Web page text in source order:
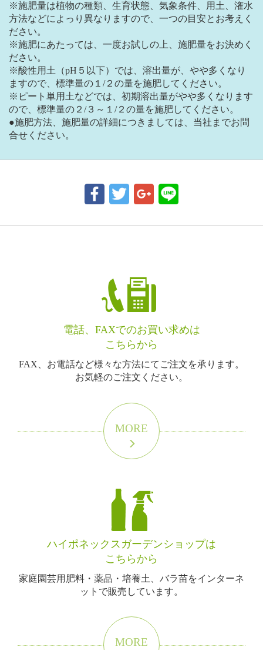
※施肥量は植物の種類、生育状態、気象条件、用土、潅水
方法などによっり異なりますので、一つの目安とお考えく
ださい。
※施肥にあたっては、一度お試しの上、施肥量をお決めく
ださい。
※酸性用土（pH５以下）では、溶出量が、やや多くなり
ますので、標準量の１/２の量を施肥してください。
※ピート単用土などでは、初期溶出量がやや多くなります
ので、標準量の２/３～１/２の量を施肥してください。
●施肥方法、施肥量の詳細につきましては、当社までお問
合せください。
電話、FAXでのお買い求めは
こちらから
FAX、お電話など様々な方法にてご注文を承ります。
お気軽のご注文ください。
MORE
ハイポネックスガーデンショップは
こちらから
家庭園芸用肥料・薬品・培養土、バラ苗をインターネ
ットで販売しています。
MORE